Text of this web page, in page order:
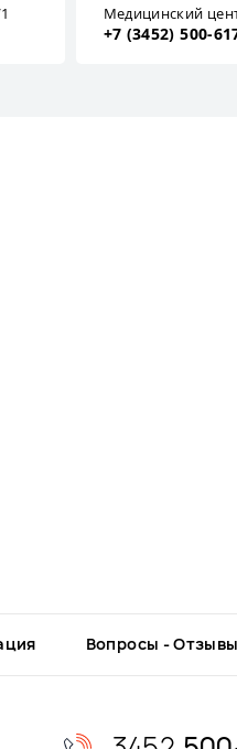
Медицинский
+7 (3452) 500-
Вопросы - Отзывы